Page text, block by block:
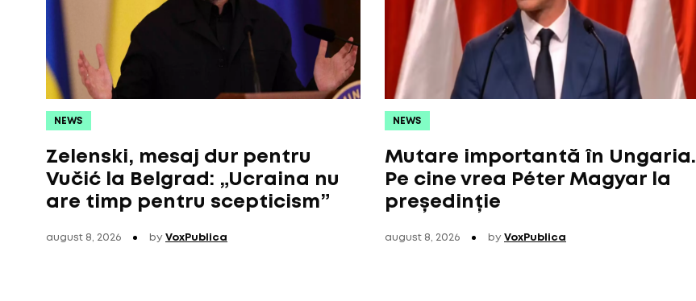
NEWS
Zelenski, mesaj dur pentru
Vučić la Belgrad: „Ucraina nu
are timp pentru scepticism”
august 8, 2026 by VoxPublica
NEWS
Mutare importantă în Ungaria.
Pe cine vrea Péter Magyar la
președinție
august 8, 2026 by VoxPublica